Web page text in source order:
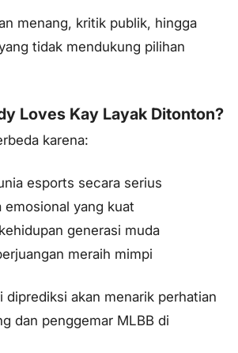
menang, kritik publik, hingga
tidak mendukung pilihan
Loves Kay Layak Ditonton?
karena:
esports secara serius
emosional yang kuat
generasi muda
meraih mimpi
diprediksi akan menarik perhatian
dan penggemar MLBB di